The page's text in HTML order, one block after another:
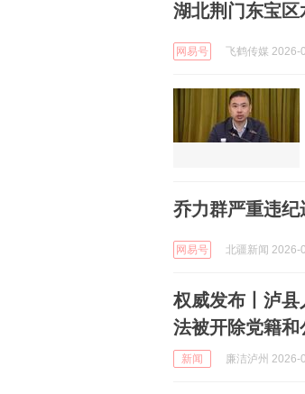
湖北荆门东宝
网易号 飞鹤传媒 2026-
乔力群严重违
网易号 北疆新闻 2026-
权威发布丨泸
法被开除党籍和
新闻 廉洁泸州 2026-